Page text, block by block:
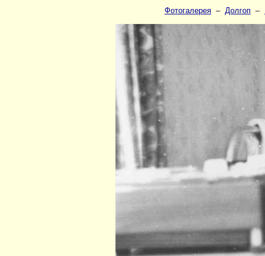
Фотогалерея – Долгоп –